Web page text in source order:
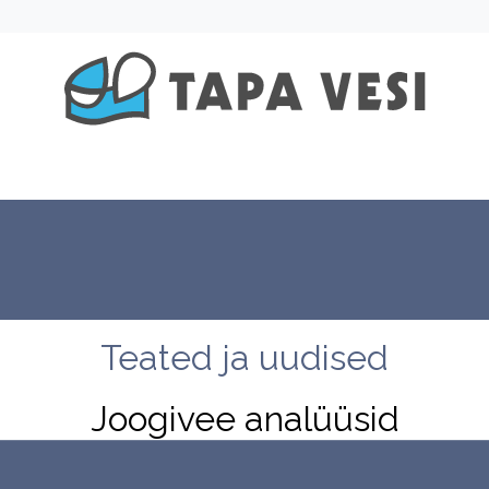
Teated ja uudised
Joogivee analüüsid